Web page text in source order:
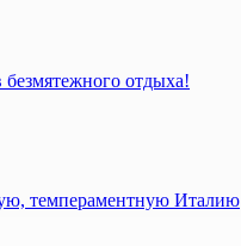
отдыха!
темпераментную Италию